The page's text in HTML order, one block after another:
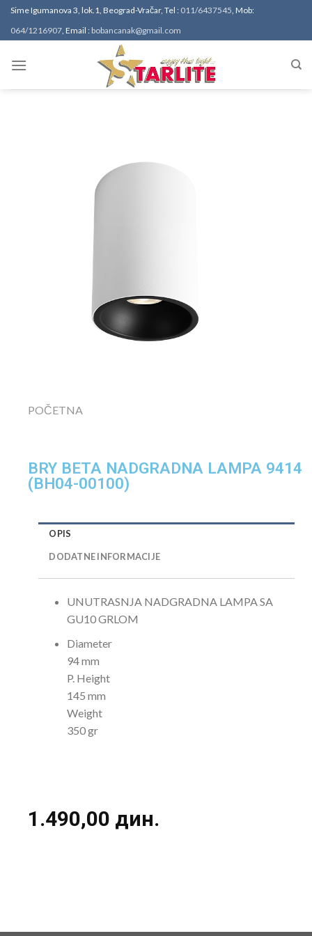
Sime Igumanova 3, lok.1, Beograd-Vračar, Tel : 011/6437545, Mob:
064/1216907, Email : bobancanak@gmail.com
POČETNA
BRY BETA NADGRADNA LAMPA 9414
(BH04-00100)
OPIS
DODATNE INFORMACIJE
UNUTRASNJA NADGRADNA LAMPA SA
GU10 GRLOM
Diameter
94 mm
P. Height
145 mm
Weight
350 gr
1.490,00 дин.